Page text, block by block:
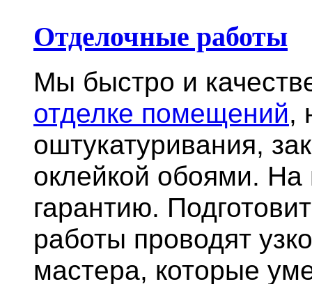
Отделочные работы
Мы быстро и
отделке помещений,
оштукатуривания,
оклейкой обоями.
гарантию.
работы проводят
мастера, которые